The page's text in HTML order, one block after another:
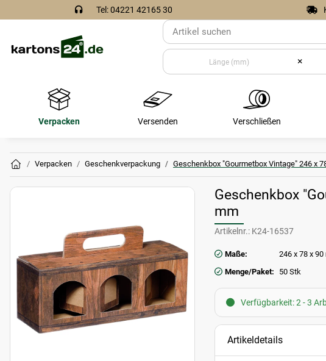
Tel: 04221 42165 30
×
Verpacken Versenden Verschließen
Verpacken Geschenkverpackung Geschenkbox "Gourmetbox Vintage" 246 x
Geschenkbox
mm
Artikelnr.: K24-16537
Maße: 246 x 78 x 90
Menge/Paket:
50 Stk
Verfügbarkeit: 2 - 3
Artikeldetails